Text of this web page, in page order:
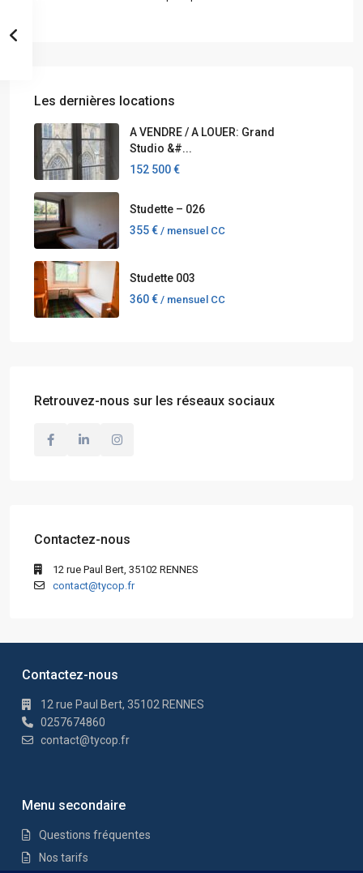
Les dernières locations
A VENDRE / A LOUER: Grand
Studio &#...
152 500 €
Studette – 026
355 € / mensuel CC
Studette 003
360 € / mensuel CC
Retrouvez-nous sur les réseaux sociaux
Contactez-nous
12 rue Paul Bert, 35102 RENNES
contact@tycop.fr
Contactez-nous
12 rue Paul Bert, 35102 RENNES
0257674860
contact@tycop.fr
Menu secondaire
Questions fréquentes
Nos tarifs